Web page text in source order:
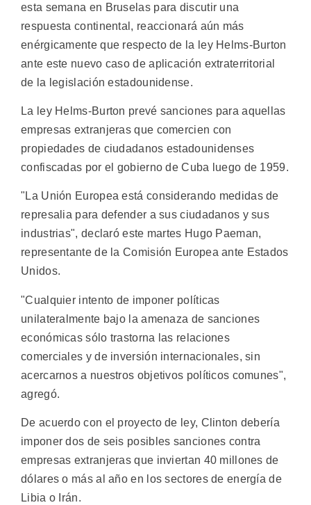
esta semana en Bruselas para discutir una
respuesta continental, reaccionará aún más
enérgicamente que respecto de la ley Helms-Burton
ante este nuevo caso de aplicación extraterritorial
de la legislación estadounidense.
La ley Helms-Burton prevé sanciones para aquellas
empresas extranjeras que comercien con
propiedades de ciudadanos estadounidenses
confiscadas por el gobierno de Cuba luego de 1959.
"La Unión Europea está considerando medidas de
represalia para defender a sus ciudadanos y sus
industrias", declaró este martes Hugo Paeman,
representante de la Comisión Europea ante Estados
Unidos.
"Cualquier intento de imponer políticas
unilateralmente bajo la amenaza de sanciones
económicas sólo trastorna las relaciones
comerciales y de inversión internacionales, sin
acercarnos a nuestros objetivos políticos comunes",
agregó.
De acuerdo con el proyecto de ley, Clinton debería
imponer dos de seis posibles sanciones contra
empresas extranjeras que inviertan 40 millones de
dólares o más al año en los sectores de energía de
Libia o Irán.